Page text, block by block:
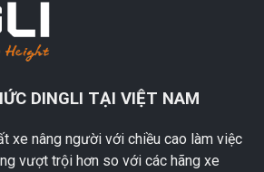
DINGLI TẠI VIỆT NAM
xe nâng người với chiều cao làm việc
vượt trội hơn so với các hãng xe